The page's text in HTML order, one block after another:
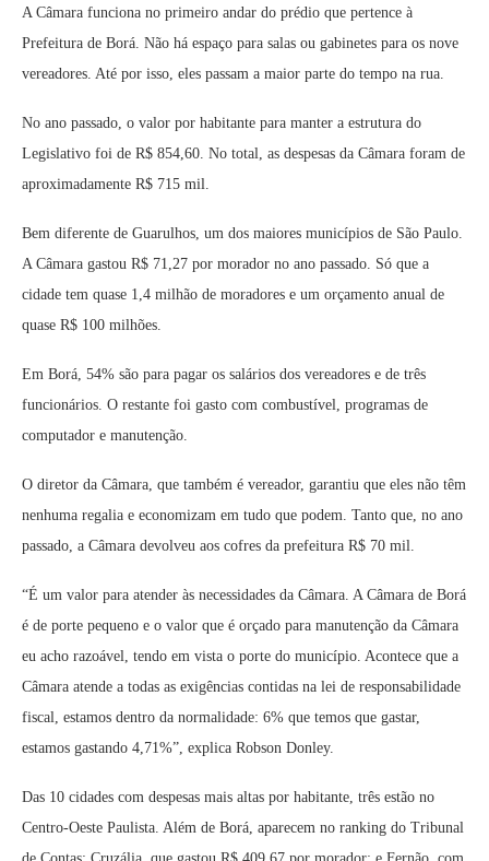
A Câmara funciona no primeiro andar do prédio que pertence à
Prefeitura de Borá. Não há espaço para salas ou gabinetes para os nove
vereadores. Até por isso, eles passam a maior parte do tempo na rua.
No ano passado, o valor por habitante para manter a estrutura do
Legislativo foi de R$ 854,60. No total, as despesas da Câmara foram de
aproximadamente R$ 715 mil.
Bem diferente de Guarulhos, um dos maiores municípios de São Paulo.
A Câmara gastou R$ 71,27 por morador no ano passado. Só que a
cidade tem quase 1,4 milhão de moradores e um orçamento anual de
quase R$ 100 milhões.
Em Borá, 54% são para pagar os salários dos vereadores e de três
funcionários. O restante foi gasto com combustível, programas de
computador e manutenção.
O diretor da Câmara, que também é vereador, garantiu que eles não têm
nenhuma regalia e economizam em tudo que podem. Tanto que, no ano
passado, a Câmara devolveu aos cofres da prefeitura R$ 70 mil.
“É um valor para atender às necessidades da Câmara. A Câmara de Borá
é de porte pequeno e o valor que é orçado para manutenção da Câmara
eu acho razoável, tendo em vista o porte do município. Acontece que a
Câmara atende a todas as exigências contidas na lei de responsabilidade
fiscal, estamos dentro da normalidade: 6% que temos que gastar,
estamos gastando 4,71%”, explica Robson Donley.
Das 10 cidades com despesas mais altas por habitante, três estão no
Centro-Oeste Paulista. Além de Borá, aparecem no ranking do Tribunal